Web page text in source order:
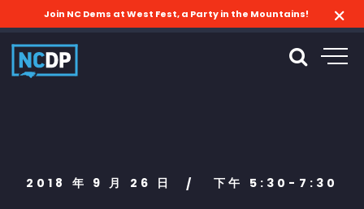
Join NC Dems at West Fest, a Party in the Mountains!
2018 年 9 月 26 日 / 下午 5:30-7:30